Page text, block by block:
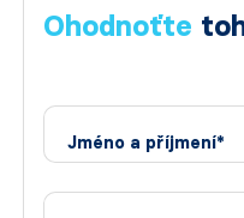
Ohodnoťte
Jméno a příjmení*